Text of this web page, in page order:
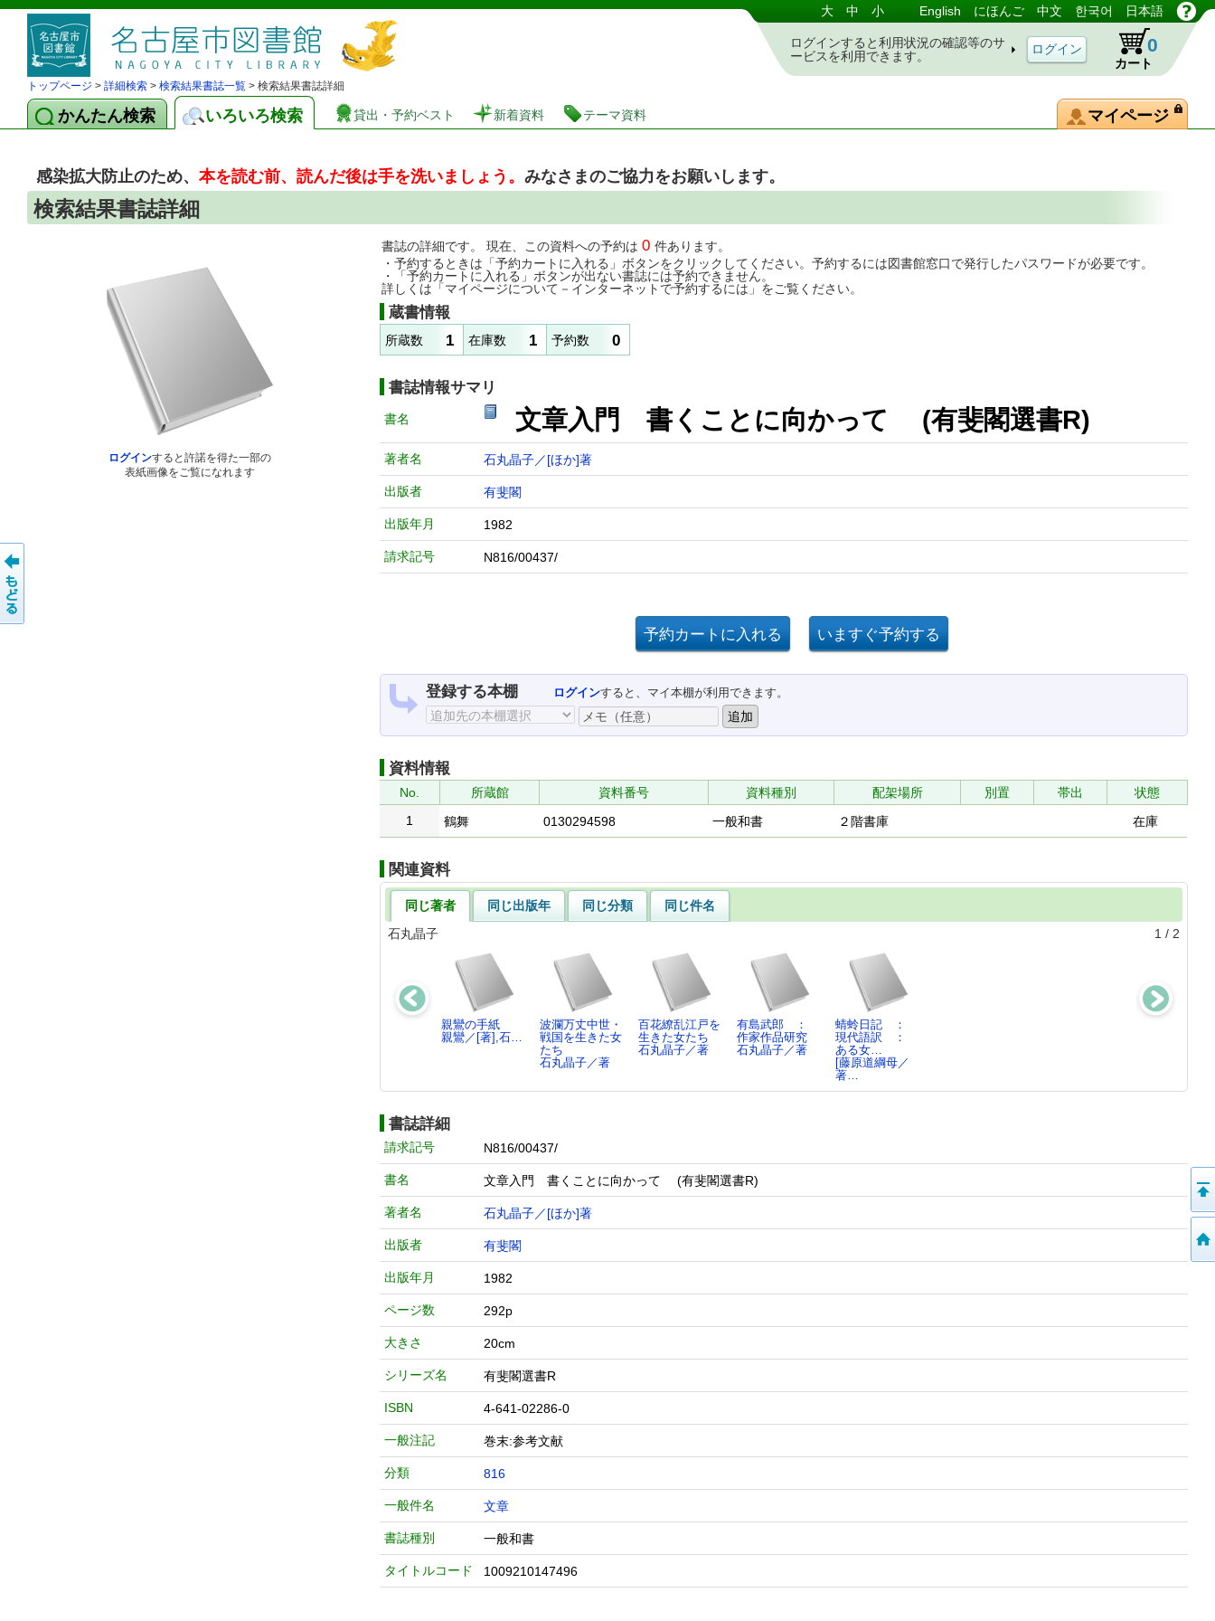
図書館 蔵書検索・予約システム 大 中 小 English にほんご 中文 한국어 日本語
ログインすると利用状況の確認等のサ
ービスを利用できます。
カート
0
トップページ > 詳細検索 > 検索結果書誌一覧 > 検索結果書誌詳細
かんたん検索 いろいろ検索 貸出・予約ベスト 新着資料 テーマ資料 マイページ
感染拡大防止のため、 本を読む前、読んだ後は手を洗いましょう。 みなさまのご協力をお願いします。
検索結果書誌詳細
ログインすると許諾を得た一部の
表紙画像をご覧になれます
書誌の詳細です。 現在、この資料への予約は 0 件あります。
・予約するときは「予約カートに入れる」ボタンをクリックしてください。予約するには図書館窓口で発行したパスワードが必要です。
・「予約カートに入れる」ボタンが出ない書誌には予約できません。
詳しくは「マイページについて－インターネットで予約するには」をご覧ください。
蔵書情報
所蔵数 1 在庫数 1 予約数 0
書誌情報サマリ
書名 文章入門 書くことに向かって (有斐閣選書R)
著者名 石丸晶子／[ほか]著
出版者 有斐閣
出版年月 1982
請求記号 N816/00437/
登録する本棚 ログインすると、マイ本棚が利用できます。
資料情報
No. 所蔵館 資料番号 資料種別 配架場所 別置 帯出
状態
1
鶴舞 0130294598 一般和書 ２階書庫 在庫
関連資料
同じ著者 同じ出版年 同じ分類
同じ件名
石丸晶子
1 / 2
親鸞の手紙
親鸞／[著],石…
波瀾万丈中世・
戦国を生きた女
たち
石丸晶子／著
百花繚乱江戸を
生きた女たち
石丸晶子／著
有島武郎 ：
作家作品研究
石丸晶子／著
蜻蛉日記 ：
現代語訳 ：
ある女…
[藤原道綱母／
著…
書誌詳細
請求記号 N816/00437/
書名 文章入門 書くことに向かって (有斐閣選書R)
著者名 石丸晶子／[ほか]著
出版者 有斐閣
出版年月 1982
ページ数 292p
大きさ 20cm
シリーズ名 有斐閣選書R
ISBN 4-641-02286-0
一般注記 巻末:参考文献
分類 816
一般件名 文章
書誌種別 一般和書
タイトルコード 1009210147496